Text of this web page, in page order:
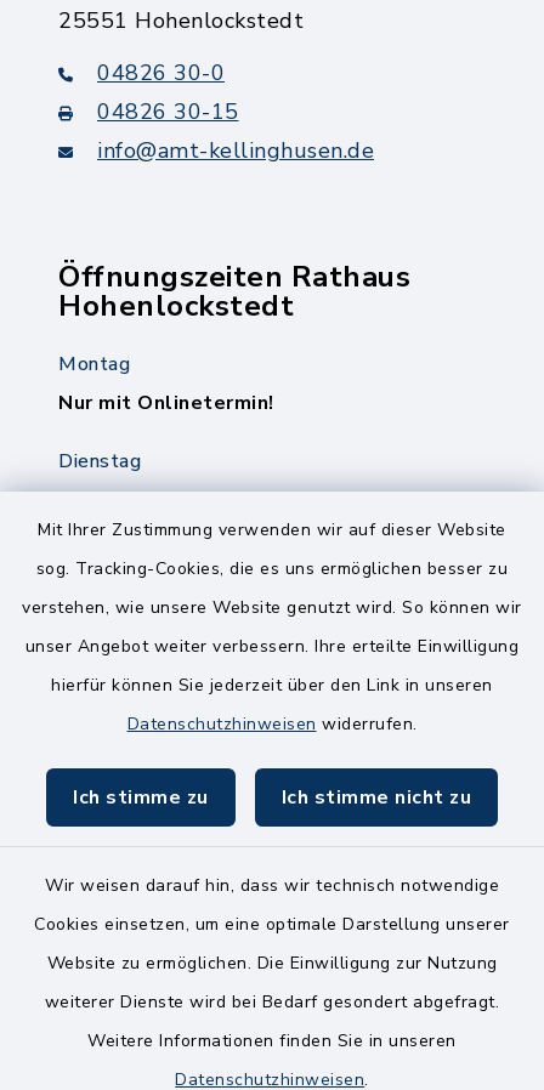
Mit Ihrer Zustimmung verwenden wir auf dieser Website
sog. Tracking-Cookies, die es uns ermöglichen besser zu
verstehen, wie unsere Website genutzt wird. So können wir
unser Angebot weiter verbessern. Ihre erteilte Einwilligung
hierfür können Sie jederzeit über den Link in unseren
Datenschutzhinweisen widerrufen.
Ich stimme zu Ich stimme nicht zu
Wir weisen darauf hin, dass wir technisch notwendige
Cookies einsetzen, um eine optimale Darstellung unserer
Website zu ermöglichen. Die Einwilligung zur Nutzung
weiterer Dienste wird bei Bedarf gesondert abgefragt.
Weitere Informationen finden Sie in unseren
Datenschutzhinweisen.
25551 Hohenlockstedt
04826 30-0
04826 30-15
info@amt-kellinghusen.de
Öffnungszeiten Rathaus
Hohenlockstedt
Montag
Nur mit Onlinetermin!
Dienstag
8.00-12.00 Uhr
14.00-18.00 Uhr
Freitag
8.00-11.00 Uhr
Kontakt
Barrierefreiheit